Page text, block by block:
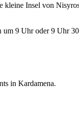
Insel von
9 Uhr oder 9 Uhr
in Kardamena.